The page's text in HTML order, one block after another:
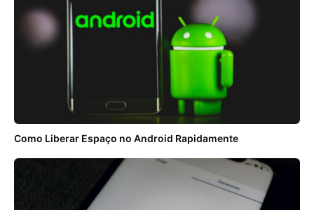
Como Liberar Espaço no Android Rapidamente